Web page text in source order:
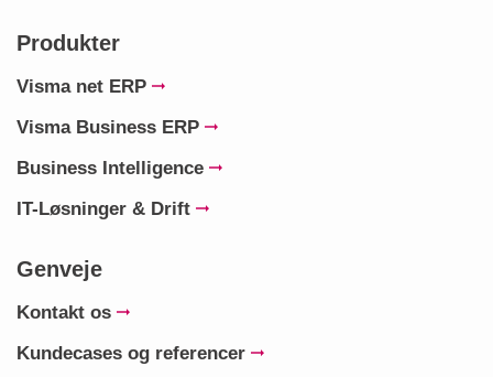
Produkter
Visma net ERP
Visma Business ERP
Business Intelligence
IT-Løsninger & Drift
Genveje
Kontakt os
Kundecases og referencer